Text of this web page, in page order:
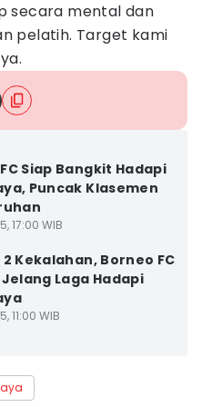
secara mental dan
pelatih. Target kami
Siap Bangkit Hadapi
Puncak Klasemen
17:00 WIB
Kekalahan, Borneo FC
Laga Hadapi
11:00 WIB